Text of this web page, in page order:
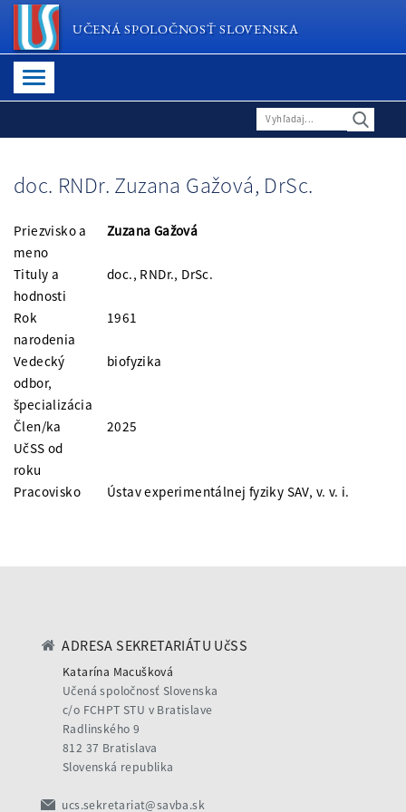
UČENÁ SPOLOČNOSŤ SLOVENSKA
doc. RNDr. Zuzana Gažová, DrSc.
Priezvisko a
meno
Zuzana Gažová
Tituly a
hodnosti
doc., RNDr., DrSc.
Rok
narodenia
1961
Vedecký
odbor,
špecializácia
biofyzika
Člen/ka
UčSS od
roku
2025
Pracovisko Ústav experimentálnej fyziky SAV, v. v. i.
ADRESA SEKRETARIÁTU UčSS
Katarína Macušková
Učená spoločnosť Slovenska
c/o FCHPT STU v Bratislave
Radlinského 9
812 37 Bratislava
Slovenská republika
ucs.sekretariat@savba.sk